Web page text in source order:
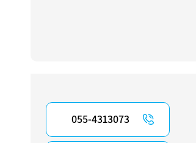
055-4313073